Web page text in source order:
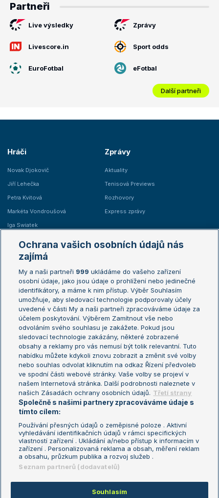
Partneři
Live výsledky Zprávy
Livescore.in Sport odds
EuroFotbal eFotbal
Další partneři
Hráči
Novak Djokovič
Jiří Lehečka
Petra Kvitová
Markéta Vondroušová
Iga Swiatek
Zprávy
Aktuality
Tenisová Previews
Rozhovory
Express zprávy
Žebříčky
Žebříček ATP (muži)
Žebříček WTA (ženy)
Sázkařský žebříček
Australian Open
French Open
Wimbledon
US Open
Turnaj mistrů
Turnaj mistryň
Aktualní trendy
Fotbalové přestupy
Livesport Daily
LS Prague Open
Podmínky užití
Nastavení soukromí
GDPR a žurnalistika
Reklama
Kontakt
Informace o zpracování osobních
údajů
Ochrana vašich osobních údajů nás
zajímá
My a naši partneři 999 ukládáme do vašeho zařízení
osobní údaje, jako jsou údaje o prohlížení nebo jedinečné
identifikátory, a máme k nim přístup. Výběr Souhlasím
umožňuje, aby sledovací technologie podporovaly účely
uvedené v části My a naši partneři zpracováváme údaje za
účelem poskytování. Výběrem Zamítnout vše nebo
odvoláním svého souhlasu je zakážete. Pokud jsou
sledovací technologie zakázány, některé zobrazené
obsahy a reklamy pro vás nemusí být tolik relevantní. Tuto
nabídku můžete kdykoli znovu zobrazit a změnit své volby
nebo souhlas odvolat kliknutím na odkaz Řízení předvoleb
ve spodní části webové stránky. Vaše volby se projeví v
našem Internetová stránka. Další podrobnosti naleznete v
našich Zásadách ochrany osobních údajů. Třetí strany
Společně s našimi partnery zpracováváme údaje s
tímto cílem:
Používání přesných údajů o zeměpisné poloze . Aktivní
vyhledávání identifikačních údajů v rámci specifických
vlastností zařízení . Ukládání a/nebo přístup k informacím v
zařízení . Personalizovaná reklama a obsah, měření reklam
a obsahu, průzkum publika a rozvoj služeb .
Seznam partnerů (dodavatelů)
Souhlasím